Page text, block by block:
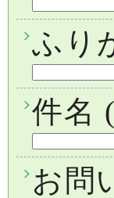
ふり
件名
お問